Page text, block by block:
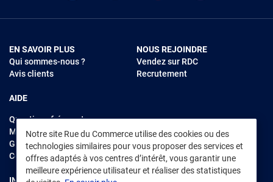
EN SAVOIR PLUS
Qui sommes-nous ?
Avis clients
AIDE
Questions fréquentes
Modes de règlements
Garantie et retours
Contacter Rue du Commerce
NOUS REJOINDRE
Vendez sur RDC
Recrutement
INFORMATIONS LÉGALES
Notre site Rue du Commerce utilise des cookies ou des
technologies similaires pour vous proposer des services et
offres adaptés à vos centres d’intérêt, vous garantir une
meilleure expérience utilisateur et réaliser des statistiques